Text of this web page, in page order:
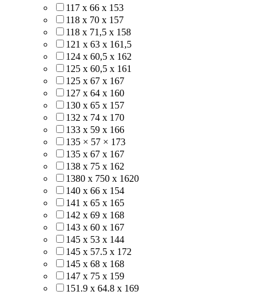
117 х 66 х 153
118 х 70 х 157
118 х 71,5 х 158
121 х 63 х 161,5
124 х 60,5 х 162
125 х 60,5 х 161
125 х 67 х 167
127 х 64 х 160
130 х 65 х 157
132 х 74 х 170
133 х 59 х 166
135 × 57 × 173
135 х 67 х 167
138 х 75 х 162
1380 х 750 х 1620
140 x 66 x 154
141 х 65 х 165
142 х 69 х 168
143 х 60 х 167
145 х 53 х 144
145 х 57.5 х 172
145 х 68 х 168
147 х 75 х 159
151.9 х 64.8 х 169